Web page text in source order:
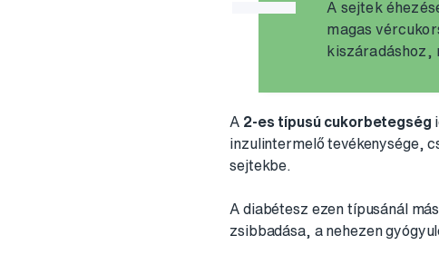
A sejtek
magas
kiszáradáshoz,
A 2-es típusú cukorbetegség
inzulintermelő tevékenysége,
sejtekbe.
A diabétesz ezen típusánál
zsibbadása, a nehezen